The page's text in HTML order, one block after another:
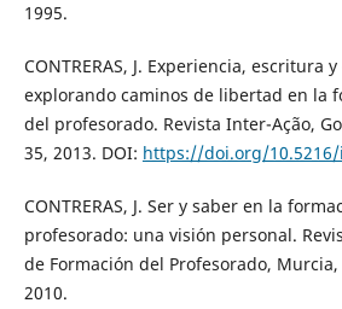
1995.
CONTRERAS, J. Experiencia, escritura
explorando caminos de libertad en la
del profesorado. Revista Inter-Ação,
35, 2013. DOI: https://doi.org/10.5216/
CONTRERAS, J. Ser y saber en la
profesorado: una visión personal.
de Formación del Profesorado, Murcia,
2010.